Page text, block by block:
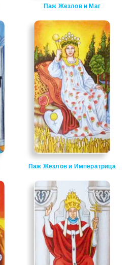
Паж Жезлов и Маг
Паж Жезлов и Императрица